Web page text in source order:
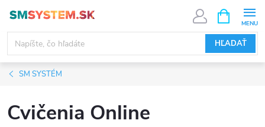
obsah
HĽADAŤ
KOŠÍK
SM SYSTÉM
Cvičenia Online